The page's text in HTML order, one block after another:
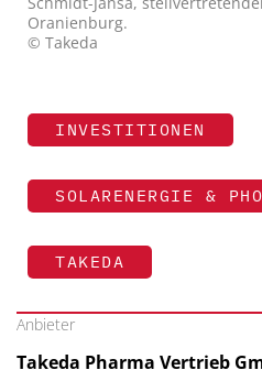
Oranienburg.
© Takeda
INVESTITIONEN
SOLARENERGIE &
TAKEDA
Anbieter
Takeda Pharma Vertrieb